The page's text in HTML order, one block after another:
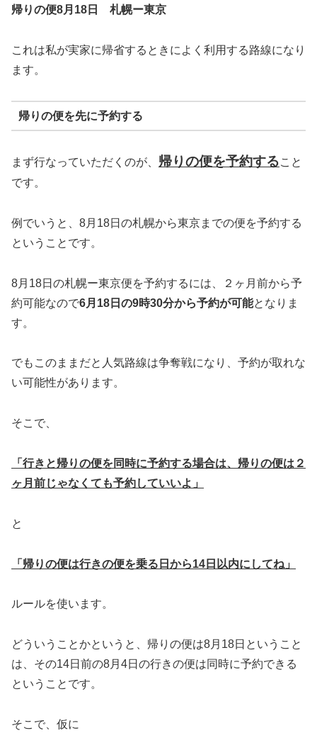
帰りの便8月 18 日 札幌ー東京
これは私が実家に帰省するときによく利用する路線になり
ます。
帰りの便を先に予約する
まず行なっていただくのが、 帰りの便を予約すること
です。
例でいうと、8月18日の札幌から東京までの便を予約する
ということです。
8月18日の札幌ー東京便を予約するには、２ヶ月前から予
約可能なので6月18日の9時30分から予約が可能となりま
す。
でもこのままだと人気路線は争奪戦になり、予約が取れな
い可能性があります。
そこで、
「行きと帰りの便を同時に予約する場合は、帰りの便は２
ヶ月前じゃなくても予約していいよ」
と
「帰りの便は行きの便を乗る日から14 日以内にしてね」
ルールを使います。
どういうことかというと、帰りの便は8月18日ということ
は、その14日前の8月4日の行きの便は同時に予約できる
ということです。
そこで、仮に